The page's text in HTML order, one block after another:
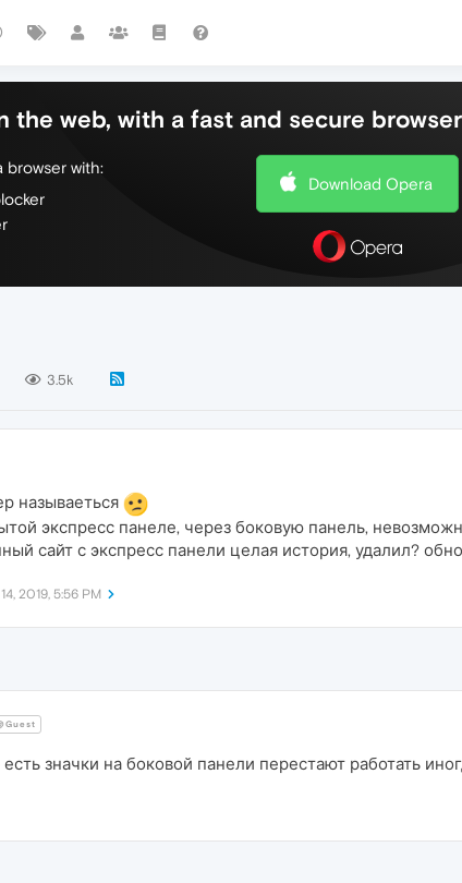
the web, with a fast and secure
browser with:
Download Opera
3.5k
называеться
экспресс панеле, через боковую панель,
сайт с экспресс панели целая история, удалил?
2019, 5:56 PM
есть значки на боковой панели перестают работать